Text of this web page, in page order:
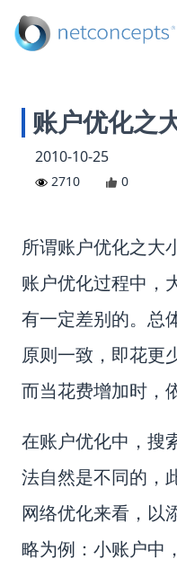
账户优化之
2010-10-25
2710 0
所谓账户优化之大
账户优化过程中，
有一定差别的。总
原则一致，即花更
而当花费增加时，
在账户优化中，搜
法自然是不同的，
网络优化来看，以
略为例：小账户中